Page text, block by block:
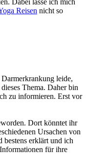
Dabei lasse ich mich
Reisen nicht so
leide,
Thema. Daher bin
zu informieren. Erst vor
Dort könntet ihr
Ursachen von
erklärt und ich
für ihre